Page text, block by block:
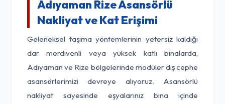
Adıyaman Rize Asansörlü
Nakliyat ve Kat Erişimi
Geleneksel taşıma yöntemlerinin yetersiz kaldığı
dar merdivenli veya yüksek katlı binalarda,
Adıyaman ve Rize bölgelerinde modüler dış cephe
asansörlerimizi devreye alıyoruz. Asansörlü
nakliyat sayesinde eşyalarınız bina içinde